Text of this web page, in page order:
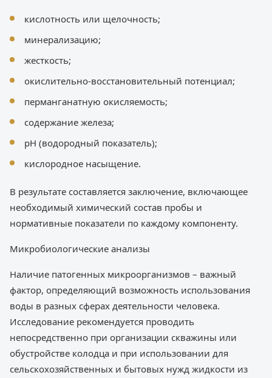
кислотность или щелочность;
минерализацию;
жесткость;
окислительно-восстановительный потенциал;
перманганатную окисляемость;
содержание железа;
pH (водородный показатель);
кислородное насыщение.
В результате составляется заключение, включающее
необходимый химический состав пробы и
нормативные показатели по каждому компоненту.
Микробиологические анализы
Наличие патогенных микроорганизмов – важный
фактор, определяющий возможность использования
воды в разных сферах деятельности человека.
Исследование рекомендуется проводить
непосредственно при организации скважины или
обустройстве колодца и при использовании для
сельскохозяйственных и бытовых нужд жидкости из